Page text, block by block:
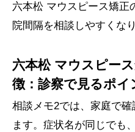
六本松 マウスピース矯正
院間隔を相談しやすくな
六本松 マウスピー
徴：診察で見るポイ
相談メモ2では、家庭で
ます。症状名が同じでも